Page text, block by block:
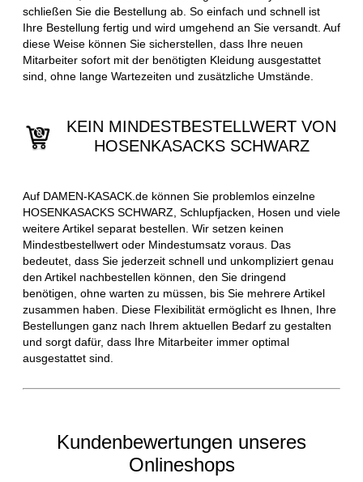
schließen Sie die Bestellung ab. So einfach und schnell ist
Ihre Bestellung fertig und wird umgehend an Sie versandt. Auf
diese Weise können Sie sicherstellen, dass Ihre neuen
Mitarbeiter sofort mit der benötigten Kleidung ausgestattet
sind, ohne lange Wartezeiten und zusätzliche Umstände.
KEIN MINDESTBESTELLWERT VON
HOSENKASACKS SCHWARZ
Auf DAMEN-KASACK.de können Sie problemlos einzelne
HOSENKASACKS SCHWARZ, Schlupfjacken, Hosen und viele
weitere Artikel separat bestellen. Wir setzen keinen
Mindestbestellwert oder Mindestumsatz voraus. Das
bedeutet, dass Sie jederzeit schnell und unkompliziert genau
den Artikel nachbestellen können, den Sie dringend
benötigen, ohne warten zu müssen, bis Sie mehrere Artikel
zusammen haben. Diese Flexibilität ermöglicht es Ihnen, Ihre
Bestellungen ganz nach Ihrem aktuellen Bedarf zu gestalten
und sorgt dafür, dass Ihre Mitarbeiter immer optimal
ausgestattet sind.
Kundenbewertungen unseres
Onlineshops